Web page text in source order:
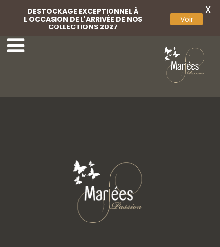
1ere-de-couv aurora
DESTOCKAGE EXCEPTIONNEL À
L'OCCASION DE L'ARRIVÉE DE NOS
COLLECTIONS 2027
Voir
X